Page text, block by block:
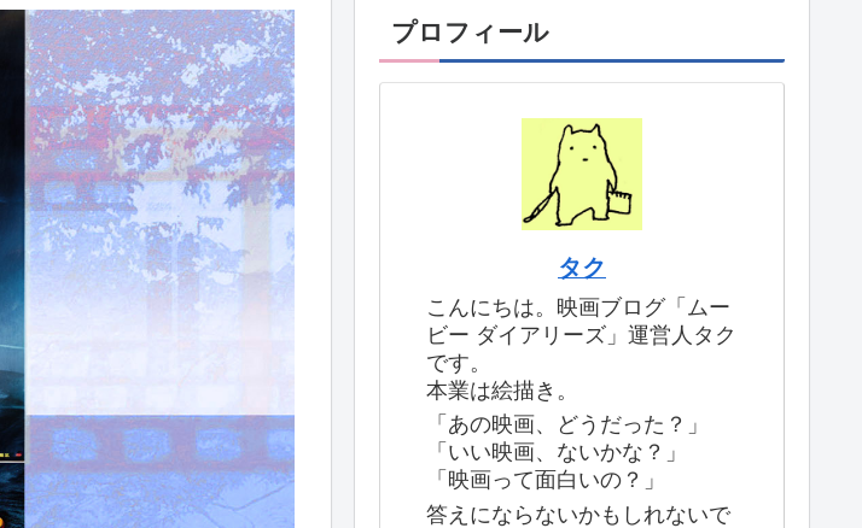
プロフィール
タク
こんにちは。映画ブログ「ムー
ビー ダイアリーズ」運営人タク
です。
本業は絵描き。
「あの映画、どうだった？」
「いい映画、ないかな？」
「映画って面白いの？」
答えにならないかもしれないで